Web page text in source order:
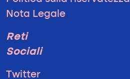
Nota Legale
Reti
Sociali
Twitter